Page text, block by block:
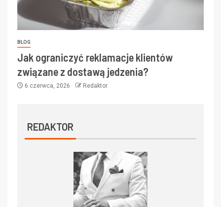
BLOG
Jak ograniczyć reklamacje klientów
związane z dostawą jedzenia?
6 czerwca, 2026 Redaktor
REDAKTOR